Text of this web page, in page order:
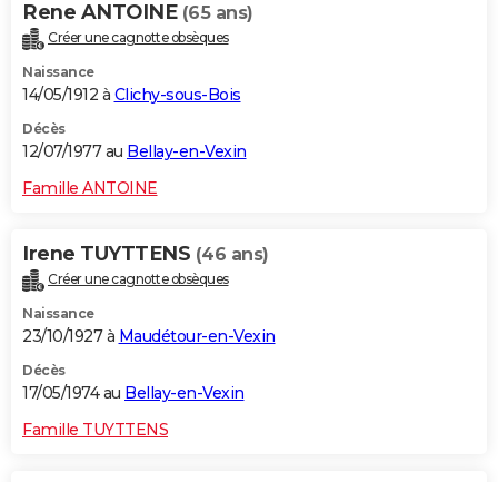
Rene ANTOINE (65 ans)
Créer une cagnotte obsèques
Naissance
14/05/1912 à Clichy-sous-Bois
Décès
12/07/1977 au Bellay-en-Vexin
Famille ANTOINE
Irene TUYTTENS (46 ans)
Créer une cagnotte obsèques
Naissance
23/10/1927 à Maudétour-en-Vexin
Décès
17/05/1974 au Bellay-en-Vexin
Famille TUYTTENS